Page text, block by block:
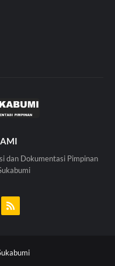
dan Dokumentasi Pimpinan